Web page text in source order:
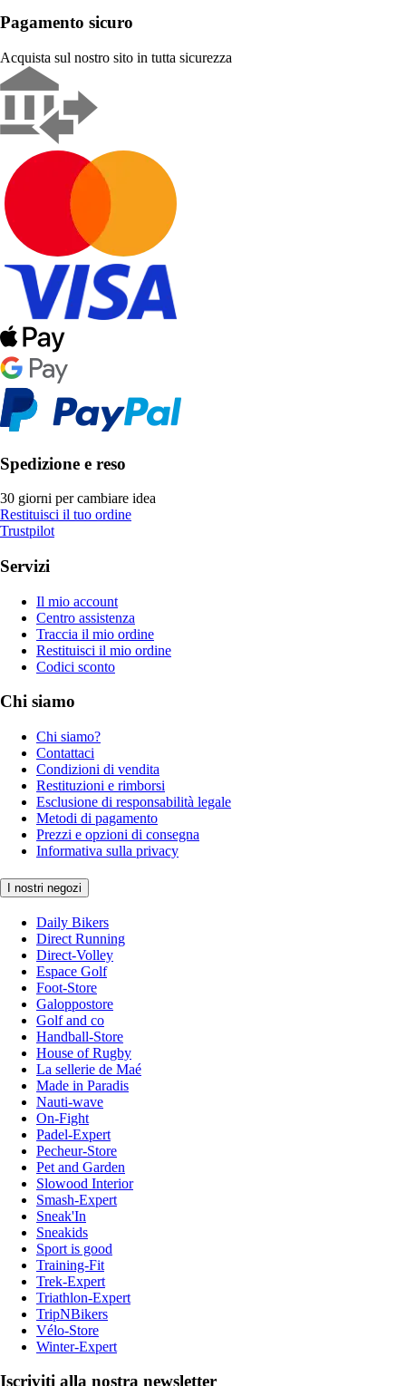
Pagamento sicuro
Acquista sul nostro sito in tutta sicurezza
Spedizione e reso
30 giorni per cambiare idea
Restituisci il tuo ordine
Trustpilot
Servizi
Il mio account
Centro assistenza
Traccia il mio ordine
Restituisci il mio ordine
Codici sconto
Chi siamo
Chi siamo?
Contattaci
Condizioni di vendita
Restituzioni e rimborsi
Esclusione di responsabilità legale
Metodi di pagamento
Prezzi e opzioni di consegna
Informativa sulla privacy
I nostri negozi
Daily Bikers
Direct Running
Direct-Volley
Espace Golf
Foot-Store
Galoppostore
Golf and co
Handball-Store
House of Rugby
La sellerie de Maé
Made in Paradis
Nauti-wave
On-Fight
Padel-Expert
Pecheur-Store
Pet and Garden
Slowood Interior
Smash-Expert
Sneak'In
Sneakids
Sport is good
Training-Fit
Trek-Expert
Triathlon-Expert
TripNBikers
Vélo-Store
Winter-Expert
Iscriviti alla nostra newsletter